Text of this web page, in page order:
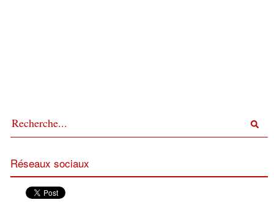
Réseaux sociaux